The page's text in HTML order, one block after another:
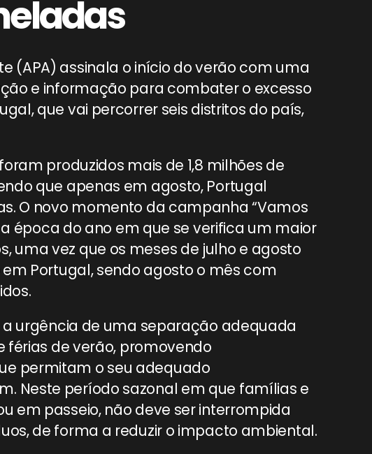
(APA) assinala o início do verão com uma
e informação para combater o excesso
que vai percorrer seis distritos do país,
produzidos mais de 1,8 milhões de
que apenas em agosto, Portugal
O novo momento da campanha “Vamos
época do ano em que se verifica um maior
uma vez que os meses de julho e agosto
Portugal, sendo agosto o mês com
urgência de uma separação adequada
férias de verão, promovendo
permitam o seu adequado
Neste período sazonal em que famílias e
em passeio, não deve ser interrompida
de forma a reduzir o impacto ambiental.